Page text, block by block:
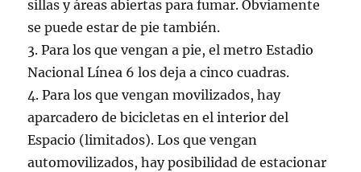
sillas y áreas abiertas para fumar. Obviamente
se puede estar de pie también.
3. Para los que vengan a pie, el metro Estadio
Nacional Línea 6 los deja a cinco cuadras.
4. Para los que vengan movilizados, hay
aparcadero de bicicletas en el interior del
Espacio (limitados). Los que vengan
automovilizados, hay posibilidad de estacionar